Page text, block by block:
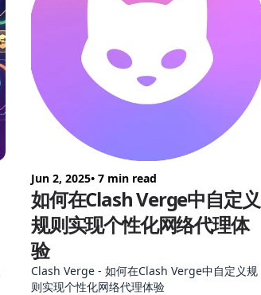
Jun 2, 2025• 7 min read
如何在Clash Verge中自定义
规则实现个性化网络代理体
验
Clash Verge - 如何在Clash Verge中自定义规
则实现个性化网络代理体验